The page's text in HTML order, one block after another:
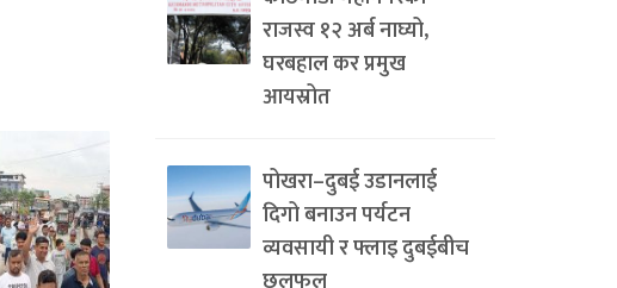
राजस्व १२ अर्ब नाघ्यो,
घरबहाल कर प्रमुख
आयस्रोत
पोखरा–दुबई उडानलाई
दिगो बनाउन पर्यटन
व्यवसायी र फ्लाइ दुबईबीच